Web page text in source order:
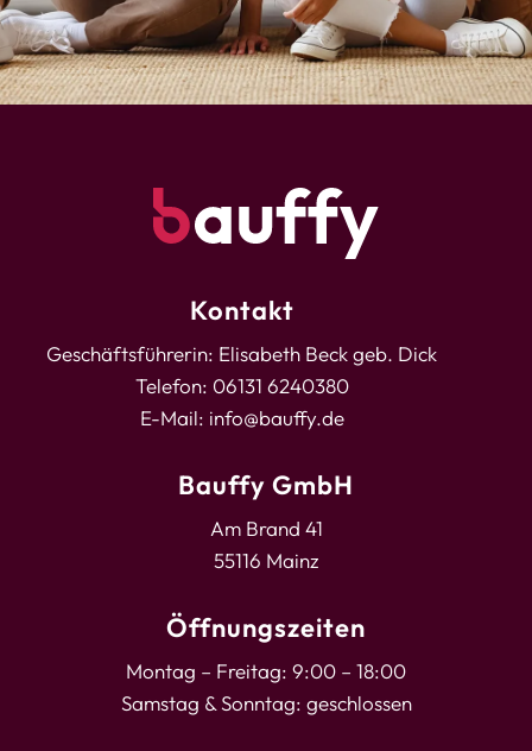
Kontakt
Geschäftsführerin: Elisabeth Beck geb. Dick
Telefon: 06131 6240380
E-Mail: info@bauffy.de
Bauffy GmbH
Am Brand 41
55116 Mainz
Öffnungszeiten
Montag – Freitag: 9:00 – 18:00
Samstag & Sonntag: geschlossen